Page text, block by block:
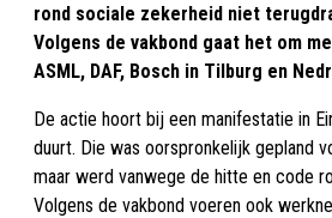
rond sociale zekerheid niet
Volgens de vakbond gaat het om
ASML, DAF, Bosch in Tilburg en
De actie hoort bij een manifestatie in
duurt. Die was oorspronkelijk gepland
maar werd vanwege de hitte en code
Volgens de vakbond voeren ook